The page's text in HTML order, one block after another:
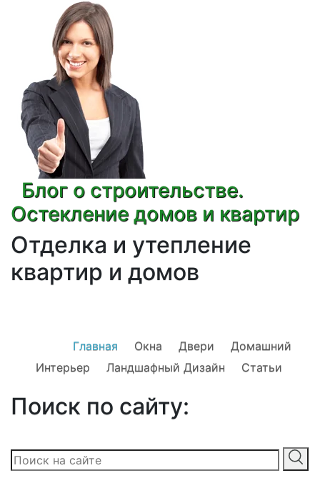
Блог о строительстве.
Остекление домов и квартир
Отделка и утепление
квартир и домов
Главная Окна Двери
Домашний
Интерьер
Ландшафный Дизайн Статьи
Поиск по сайту: